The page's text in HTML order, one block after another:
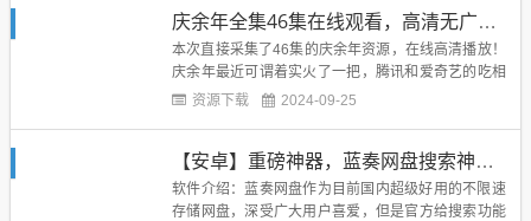
庆余年全集46集在线观看，高清无广告，速度快！
本次直接采集了46集的庆余年资源，在线高清播放！
庆余年最近可谓着实火了一把，腾讯和爱奇艺的吃相
之难看也让大众见识了一把，这不，现在会员看33
看，就是给自己省点钱，不愿意掏那冤枉钱去受气！
在线观看地址1：htt...
资源下载 2024-09-25
【安卓】重磅神器，蓝奏网盘搜索神器，蓝奏吧v1.1,什么内容都能搜！！！
软件介绍：蓝奏网盘作为目前国内超级好用的不限速
存储网盘，深受广大用户喜爱，但是官方给搜索功能